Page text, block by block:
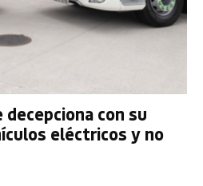
decepciona con su
eléctricos y no